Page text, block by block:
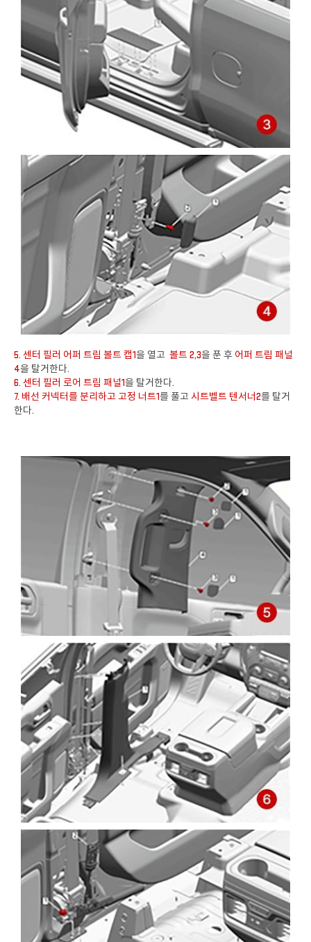
5. 센터 필러 어퍼 트림 볼트 캡1을 열고 볼트 2,3을 푼 후 어퍼 트림 패널
4을 탈거한다.
6. 센터 필러 로어 트림 패널1을 탈거한다.
7. 배선 커넥터를 분리하고 고정 너트1를 풀고 시트벨트 텐서너2를 탈거
한다.